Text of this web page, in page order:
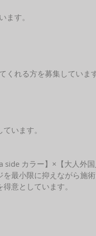
ます。
くれる方を募集しています
います。
side カラー】×【大人外
を最小限に抑えながら施
意としています。